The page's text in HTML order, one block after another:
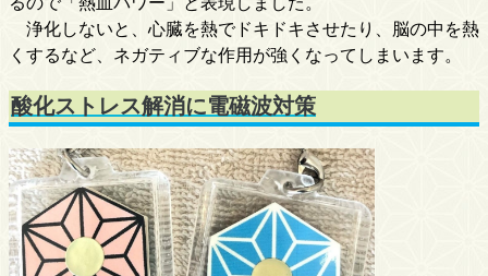
浄化しないと、心臓を熱でドキドキさせたり、脳の中を熱
くするなど、ネガティブな作用が強くなってしまいます。
酸化ストレス解消に電磁波対策